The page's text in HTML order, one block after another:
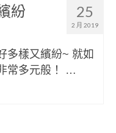
25
2 月 2019
紛
多樣又繽紛~ 就如
常多元般！ …